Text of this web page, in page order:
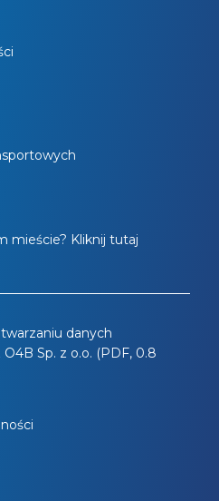
mieście? Kliknij tutaj
danych
Sp. z o.o. (PDF, 0.8